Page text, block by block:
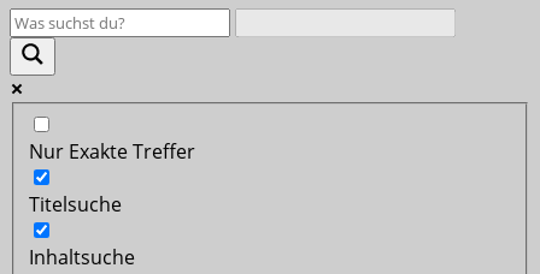
Nur Exakte Treffer
Titelsuche
Inhaltsuche